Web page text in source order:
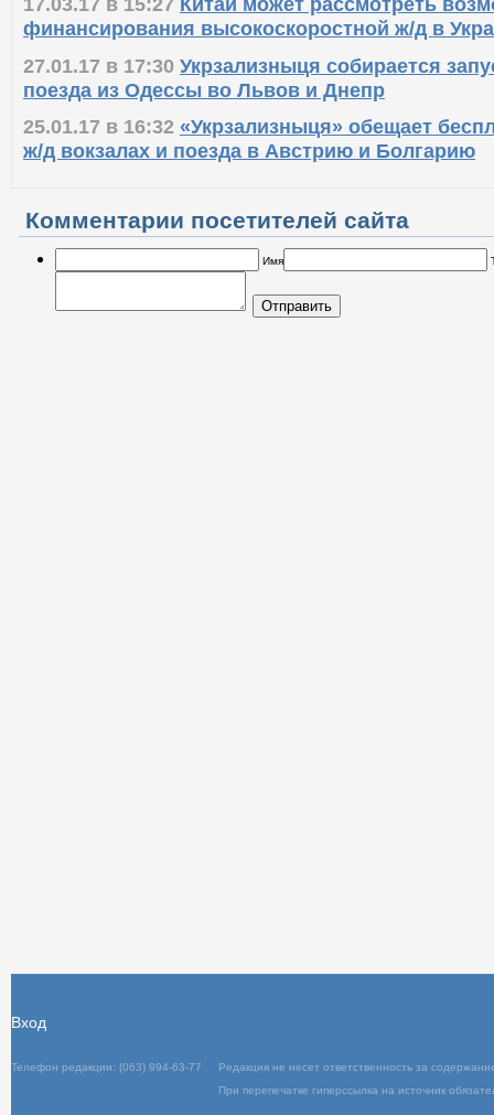
финансирования высокоскоростной ж/д в
27.01.17 в 17:30 Укрзализныця собирается
поезда из Одессы во Львов и Днепр
25.01.17 в 16:32 «Укрзализныця» обещает
ж/д вокзалах и поезда в Австрию и Болгарию
Комментарии посетителей сайта
Имя
Отправить
Телефон редакции: (063) 994-63-77
При